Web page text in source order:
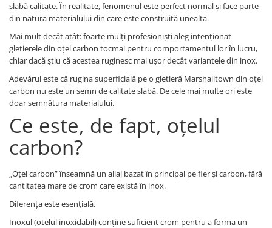
slabă calitate. În realitate, fenomenul este perfect normal și face parte
din natura materialului din care este construită unealta.
Mai mult decât atât: foarte mulți profesioniști aleg intenționat
gletierele din oțel carbon tocmai pentru comportamentul lor în lucru,
chiar dacă știu că acestea ruginesc mai ușor decât variantele din inox.
Adevărul este că rugina superficială pe o gletieră Marshalltown din oțel
carbon nu este un semn de calitate slabă. De cele mai multe ori este
doar semnătura materialului.
Ce este, de fapt, oțelul
carbon?
„Oțel carbon” înseamnă un aliaj bazat în principal pe fier și carbon, fără
cantitatea mare de crom care există în inox.
Diferența este esențială.
Inoxul (otelul inoxidabil) conține suficient crom pentru a forma un